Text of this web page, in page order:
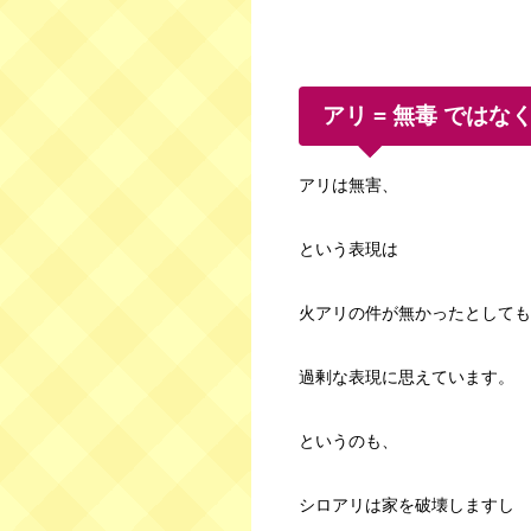
アリ = 無毒 ではな
アリは無害、
という表現は
火アリの件が無かったとしても
過剰な表現に思えています。
というのも、
シロアリは家を破壊しますし